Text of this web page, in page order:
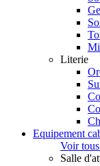
Literie
Equipement
Voir
Salle